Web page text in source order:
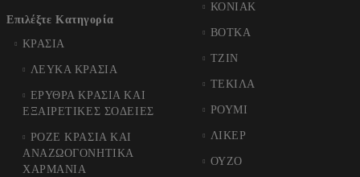
Επιλέξτε Κατηγορία
ΚΡΑΣΙΑ
ΛΕΥΚΑ ΚΡΑΣΙΑ
ΕΡΥΘΡΑ ΚΡΑΣΙΑ ΚΑΙ
ΕΞΑΙΡΕΤΙΚΕΣ ΣΟΔΕΙΕΣ
ΡΟΖΕ ΚΡΑΣΙΑ ΚΑΙ
ΑΝΑΖΩΟΓΟΝΗΤΙΚΑ
ΧΑΡΜΑΝΙΑ
ΚΟΝΙΑΚ
ΒΟΤΚΑ
ΤΖΙΝ
ΤΕΚΙΛΑ
ΡΟΥΜΙ
ΛΙΚΕΡ
ΟΥΖΟ